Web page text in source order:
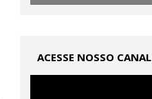
ACESSE NOSSO CANAL